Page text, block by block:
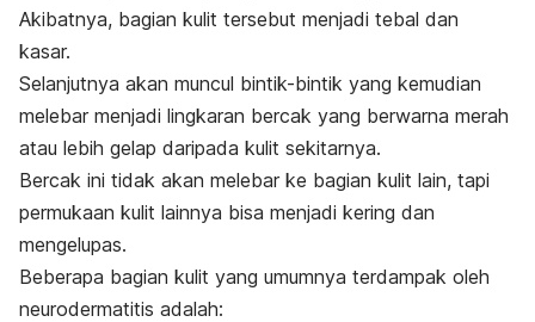
Akibatnya, bagian kulit tersebut menjadi tebal dan
kasar.
Selanjutnya akan muncul bintik-bintik yang kemudian
melebar menjadi lingkaran bercak yang berwarna merah
atau lebih gelap daripada kulit sekitarnya.
Bercak ini tidak akan melebar ke bagian kulit lain, tapi
permukaan kulit lainnya bisa menjadi kering dan
mengelupas.
Beberapa bagian kulit yang umumnya terdampak oleh
neurodermatitis adalah: